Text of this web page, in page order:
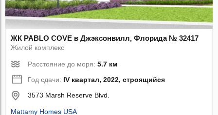
ЖК PABLO COVE в Джэксонвилл, Флорида № 32417
Жилой комплекс
Расстояние до моря:5.7 км
Год сдачи: IV квартал, 2022, строящийся
3573 Marsh Reserve Blvd.
Mattamy Homes USA